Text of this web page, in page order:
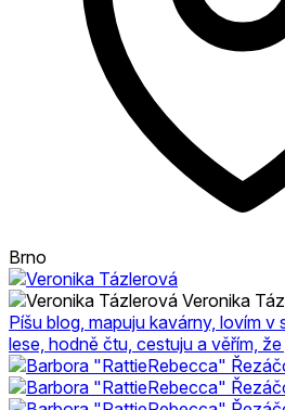
Brno
Veronika
Píšu blog, mapuju kavárny, lovím v
lese, hodně čtu, cestuju a věřím,